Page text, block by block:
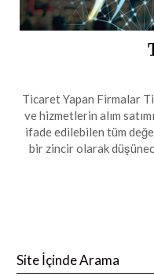
Ticaret Yapan Firmalar
ve hizmetlerin alım
ifade edilebilen tüm
bir zincir olarak
Site İçinde Arama